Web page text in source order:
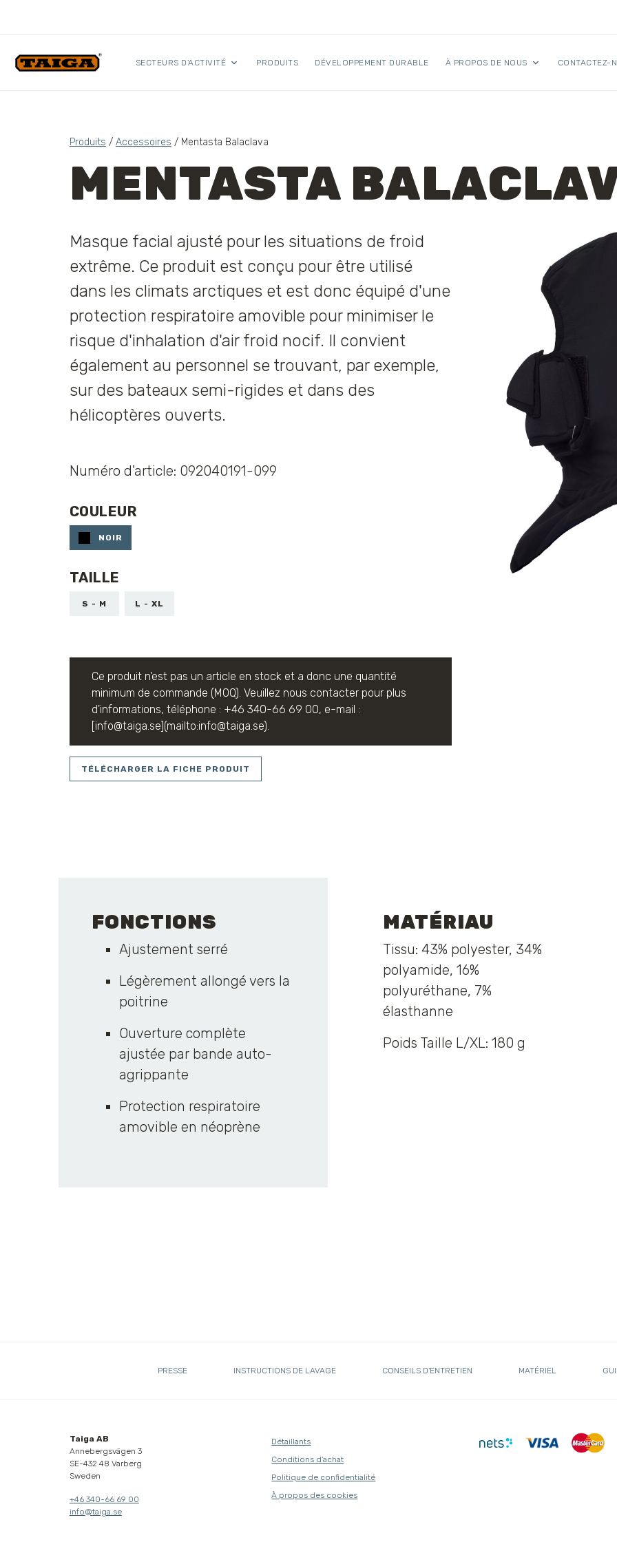
SECTEURS D'ACTIVITÉ PRODUITS DÉVELOPPEMENT DURABLE À PROPOS DE NOUS CONTACTEZ-
Produits / Accessoires / Mentasta Balaclava
MENTASTA
Masque facial ajusté pour les situations de froid
extrême. Ce produit est conçu pour être utilisé
dans les climats arctiques et est donc équipé d'une
protection respiratoire amovible pour minimiser le
risque d'inhalation d'air froid nocif. Il convient
également au personnel se trouvant, par exemple,
sur des bateaux semi-rigides et dans des
hélicoptères ouverts.
Numéro d'article: 092040191-099
COULEUR
NOIR
TAILLE
S - M L - XL
Ce produit n'est pas un article en stock et a donc une quantité
minimum de commande (MOQ). Veuillez nous contacter pour plus
d'informations, téléphone : +46 340-66 69 00, e-mail :
[info@taiga.se](mailto:info@taiga.se).
TÉLÉCHARGER LA FICHE PRODUIT
FONCTIONS
Ajustement serré
Légèrement allongé vers la
poitrine
Ouverture complète
ajustée par bande auto-
agrippante
Protection respiratoire
amovible en néoprène
MATÉRIAU
Tissu: 43% polyester, 34%
polyamide, 16%
polyuréthane, 7%
élasthanne
Poids Taille L/XL: 180 g
PRESSE INSTRUCTIONS DE LAVAGE CONSEILS D'ENTRETIEN MATÉRIEL
Taiga AB
Annebergsvägen 3
SE-432 48 Varberg
Sweden
+46 340-66 69 00
info@taiga.se
Détaillants
Conditions d'achat
Politique de confidentialité
À propos des cookies